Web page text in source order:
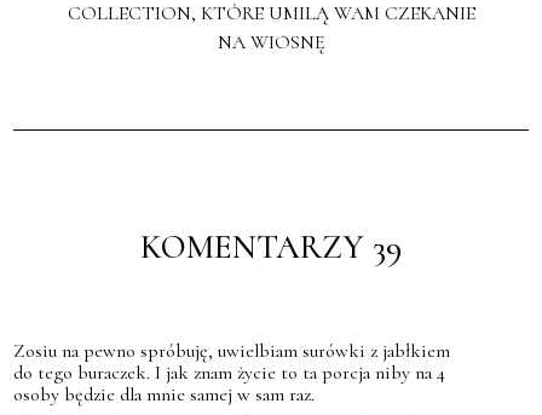
COLLECTION, KTÓRE UMILĄ WAM CZEKANIE
NA WIOSNĘ
KOMENTARZY 39
Zosiu na pewno spróbuję, uwielbiam surówki z jabłkiem
do tego buraczek. I jak znam życie to ta porcja niby na 4
osoby będzie dla mnie samej w sam raz.